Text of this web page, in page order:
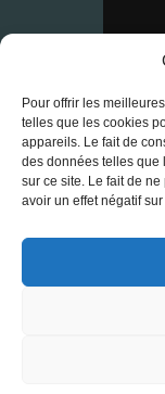
Pour offrir les
telles que les cookies
appareils. Le fait de
des données telles que
sur ce site. Le fait de
avoir un effet négatif
©